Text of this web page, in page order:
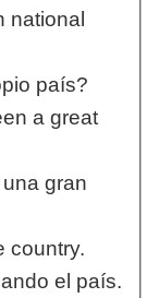
national
país?
a great
gran
country.
el país.